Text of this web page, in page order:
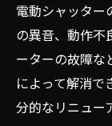
電動シャッター
の異音、動作不
ーターの故障な
によって解消で
分的なリニュー